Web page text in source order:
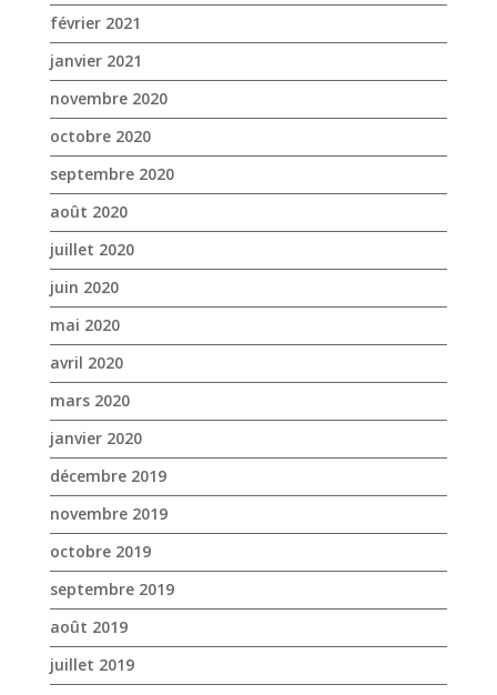
août 2020
juillet 2020
juin 2020
mai 2020
avril 2020
mars 2020
janvier 2020
décembre 2019
novembre 2019
octobre 2019
septembre 2019
août 2019
juillet 2019
juin 2019
mai 2019
avril 2019
mars 2019
février 2019